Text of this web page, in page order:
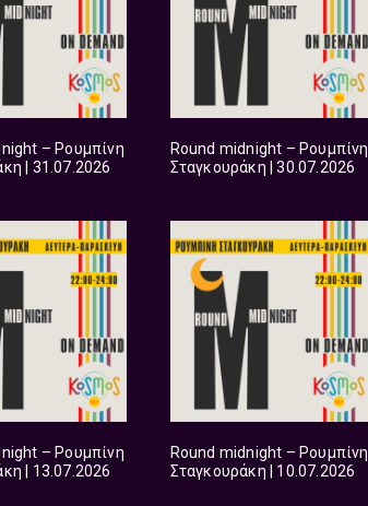
– Ρουμπίνη
| 31.07.2026
Round midnight – Ρουμπίνη
Σταγκουράκη | 30.07.2026
– Ρουμπίνη
| 13.07.2026
Round midnight – Ρουμπίνη
Σταγκουράκη | 10.07.2026